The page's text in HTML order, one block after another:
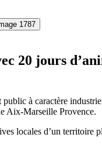
1787
20 jours
à caractère
Aix-Marseille Provence.
locales d’un territoire